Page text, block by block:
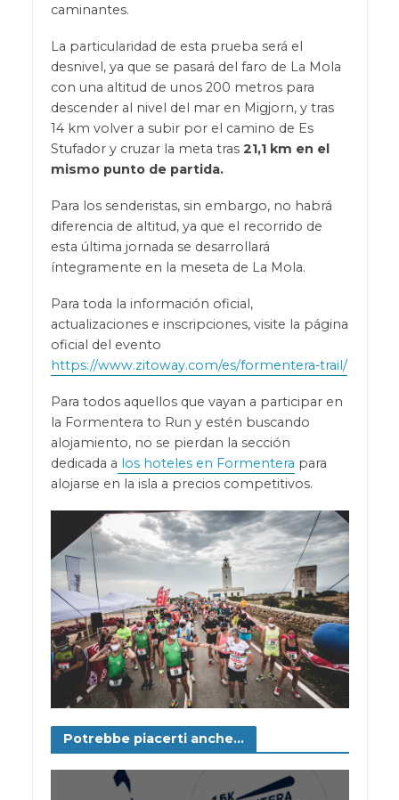
caminantes.
La particularidad de esta prueba será el
desnivel, ya que se pasará del faro de La Mola
con una altitud de unos 200 metros para
descender al nivel del mar en Migjorn, y tras
14 km volver a subir por el camino de Es
Stufador y cruzar la meta tras 21,1 km en el
mismo punto de partida.
Para los senderistas, sin embargo, no habrá
diferencia de altitud, ya que el recorrido de
esta última jornada se desarrollará
íntegramente en la meseta de La Mola.
Para toda la información oficial,
actualizaciones e inscripciones, visite la página
oficial del evento
https://www.zitoway.com/es/formentera-trail/
Para todos aquellos que vayan a participar en
la Formentera to Run y estén buscando
alojamiento, no se pierdan la sección
dedicada a los hoteles en Formentera para
alojarse en la isla a precios competitivos.
Potrebbe piacerti anche...